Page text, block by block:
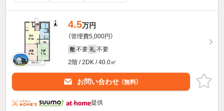
4.5万円
（管理費5,000円）
敷 不要 礼 不要
2階 / 2DK / 40.0㎡
お問い合わせ （無料）
提供